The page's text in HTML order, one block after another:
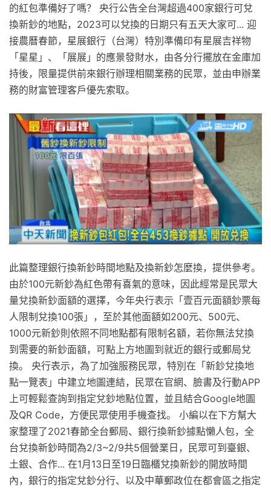
的紅包準備好了嗎？ 央行公告全台灣超過400家銀行可兌
換新鈔的地點，2023可以兌換的日期只有五天大家可... 迎
接農曆春節，星展銀行（台灣）特別準備印有星展吉祥物
「星星」、「展展」的應景發財水，由各分行擺放在金庫加
持後，限量提供前來銀行辦理相關業務的民眾，並由申辦業
務的財富管理客戶優先索取。
此篇整理銀行換新鈔時間地點及換新鈔怎麼換，提供參考。
由於100元新鈔為紅色帶有喜氣的意味，因此經常是民眾大
量兌換新鈔面額的選擇，今年央行表示「壹百元面額鈔票每
人限制兌換100張」，至於其他面額如200元、500元、
1000元新鈔則依照不同地點都有限制名額，若你無法兌換
到需要的新鈔面額，可點上方地圖到就近的銀行或郵局兌
換。 央行表示，為了加強服務民眾，特別在「新鈔兌換地
點一覽表」中建立地圖連結，民眾在官網、臉書及行動APP
上可輕鬆查詢到指定兌鈔地點位置，並且結合Google地圖
及QR Code，方便民眾使用手機查找。 小編以在下方幫大
家整理了2021春節全台郵局、銀行換新鈔據點懶人包，全
台兌換新鈔時間為2/3~2/9共5個營業日，民眾可到臺銀、
土銀、合作... 在1月13日至19日臨櫃兌換新鈔的開放時間
內，銀行的指定兌鈔分行、以及中華郵政位在都會區之指定